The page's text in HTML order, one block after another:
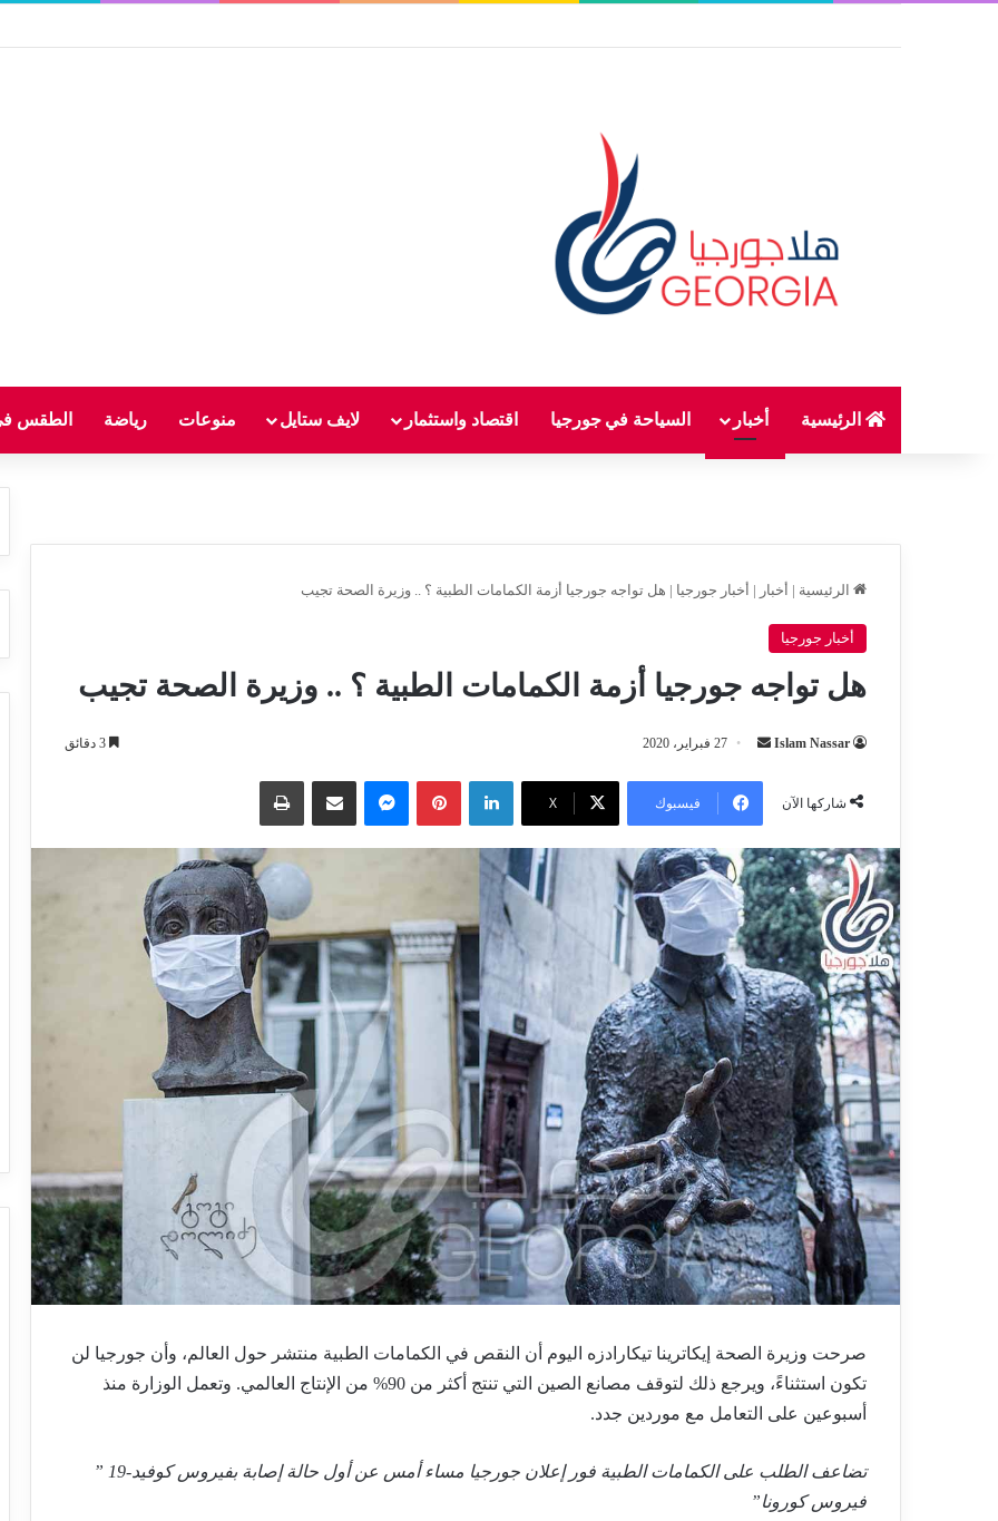
الرئيسية أخبار السياحة في جورجيا اقتصاد واستثمار لايف ستايل منوعات رياضة الطقس
الرئيسية | أخبار | أخبار جورجيا | هل تواجه جورجيا أزمة الكمامات الطبية ؟ .. وزيرة الصحة تجيب
أخبار جورجيا
هل تواجه جورجيا أزمة الكمامات الطبية ؟ .. وزيرة الصحة تجيب
Islam Nassar
أرسل
إلكترونيا
27 فبراير، 2020
شاركها الآن فيسبوك ‫X
لينكدإن بينتيريستماسنجر مشاركة عبر البريد طباعة
صرحت وزيرة الصحة إيكاترينا تيكارادزه اليوم أن النقص في الكمامات الطبية منتشر حول العالم، وأن جورجيا لن
تكون استثناءً، ويرجع ذلك لتوقف مصانع الصين التي تنتج أكثر من 90% من الإنتاج العالمي
. وتعمل الوزارة منذ
أسبوعين على التعامل مع موردين جدد.
تضاعف الطلب على الكمامات الطبية فور إعلان جورجيا مساء أمس عن أول حالة إصابة بفيروس كوفيد-19 ”
فيروس كورونا”